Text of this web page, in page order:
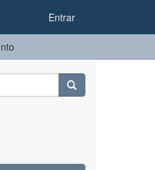
Entrar